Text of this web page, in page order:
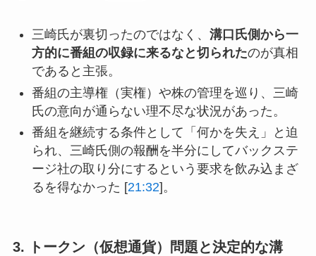
三崎氏が裏切ったのではなく、 溝口氏側から一
方的に番組の収録に来るなと切られたのが真相
であると主張。
番組の主導権（実権）や株の管理を巡り、三崎
氏の意向が通らない理不尽な状況があった。
番組を継続する条件として「何かを失え」と迫
られ、三崎氏側の報酬を半分にしてバックステ
ージ社の取り分にするという要求を飲み込まざ
るを得なかった [21:32]。
3. トークン（仮想通貨）問題と決定的な溝